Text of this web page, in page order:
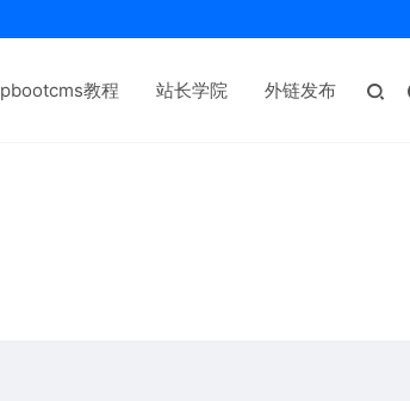
pbootcms教程 站长学院 外链发布